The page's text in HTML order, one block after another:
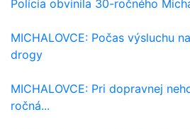
Polícia obvinila 30-ročného
MICHALOVCE: Počas výsluchu
drogy
MICHALOVCE: Pri dopravnej
ročná...